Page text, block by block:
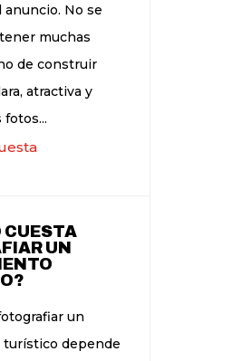
anuncio. No se
muchas
de construir
atractiva y
fotos...
CUESTA
UN
un
depende